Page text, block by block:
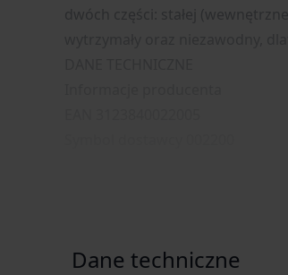
Dane techniczne